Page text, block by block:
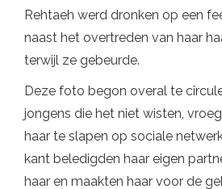
Rehtaeh werd dronken op een
naast het overtreden van haar
terwijl ze gebeurde.
Deze foto begon overal te
jongens die het niet wisten,
haar te slapen op sociale
kant beledigden haar eigen
haar en maakten haar voor de